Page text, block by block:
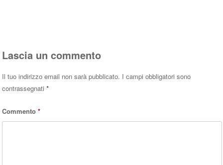
Lascia un commento
Il tuo indirizzo email non sarà pubblicato. I campi obbligatori sono
contrassegnati*
Commento*